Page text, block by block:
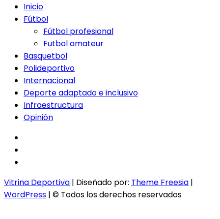
Inicio
Fútbol
Fútbol profesional
Futbol amateur
Basquetbol
Polideportivo
Internacional
Deporte adaptado e inclusivo
Infraestructura
Opinión
Vitrina Deportiva | Diseñado por: Theme Freesia |
WordPress | © Todos los derechos reservados